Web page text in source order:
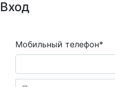
Вход
Мобильный телефон*